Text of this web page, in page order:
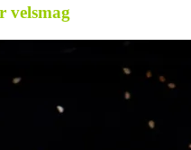
velsmag